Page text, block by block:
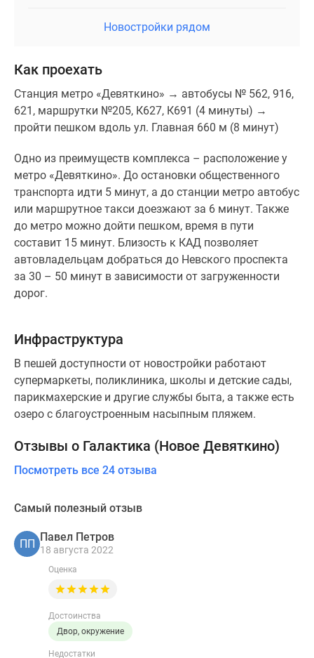
Новостройки рядом
Как проехать
Станция метро «Девяткино» → автобусы № 562, 916,
621, маршрутки №205, К627, К691 (4 минуты) →
пройти пешком вдоль ул. Главная 660 м (8 минут)
Одно из преимуществ комплекса – расположение у
метро «Девяткино». До остановки общественного
транспорта идти 5 минут, а до станции метро автобус
или маршрутное такси доезжают за 6 минут. Также
до метро можно дойти пешком, время в пути
составит 15 минут. Близость к КАД позволяет
автовладельцам добраться до Невского проспекта
за 30 – 50 минут в зависимости от загруженности
дорог.
Инфраструктура
В пешей доступности от новостройки работают
супермаркеты, поликлиника, школы и детские сады,
парикмахерские и другие службы быта, а также есть
озеро с благоустроенным насыпным пляжем.
Отзывы о Галактика (Новое Девяткино)
Посмотреть все 24 отзыва
Самый полезный отзыв
ПП
Павел Петров
18 августа 2022
Оценка
Достоинства
Двор, окружение
Недостатки